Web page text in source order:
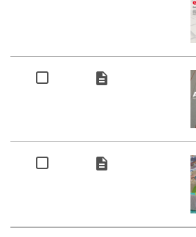
description
description